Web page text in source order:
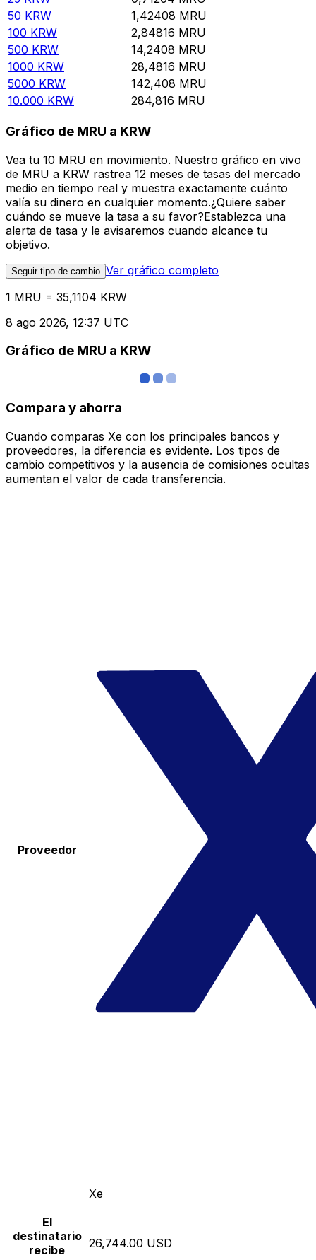
50 KRW 1,42408 MRU
100 KRW 2,84816 MRU
500 KRW 14,2408 MRU
1000 KRW 28,4816 MRU
5000 KRW 142,408 MRU
10.000 KRW 284,816 MRU
Gráfico de MRU a KRW
Vea tu 10 MRU en movimiento. Nuestro gráfico en vivo
de MRU a KRW rastrea 12 meses de tasas del mercado
medio en tiempo real y muestra exactamente cuánto
valía su dinero en cualquier momento.¿Quiere saber
cuándo se mueve la tasa a su favor?Establezca una
alerta de tasa y le avisaremos cuando alcance tu
objetivo.
Seguir tipo de cambio Ver gráfico completo
1 MRU = 35,1104 KRW
8 ago 2026, 12:37 UTC
Gráfico de MRU a KRW
Compara y ahorra
Cuando comparas Xe con los principales bancos y
proveedores, la diferencia es evidente. Los tipos de
cambio competitivos y la ausencia de comisiones ocultas
aumentan el valor de cada transferencia.
Proveedor
Xe
El
destinatario
recibe
26,744.00 USD